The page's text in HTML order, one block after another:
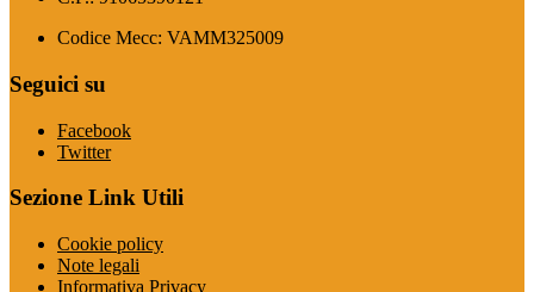
Codice Mecc: VAMM325009
Seguici su
Facebook
Twitter
Sezione Link Utili
Cookie policy
Note legali
Informativa Privacy